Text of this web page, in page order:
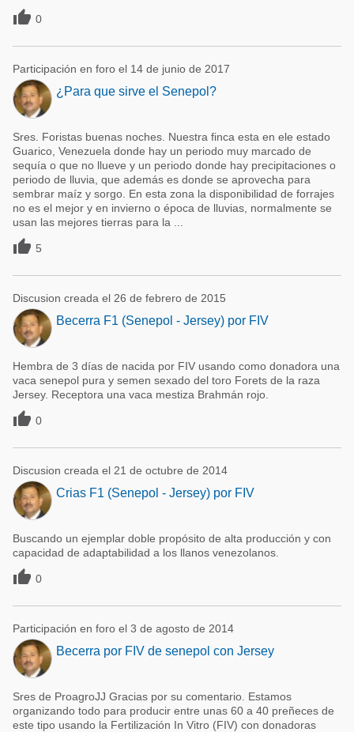
 0
Participación en foro el 14 de junio de 2017
¿Para que sirve el Senepol?
Sres. Foristas buenas noches. Nuestra finca esta en ele estado
Guarico, Venezuela donde hay un periodo muy marcado de
sequía o que no llueve y un periodo donde hay precipitaciones o
periodo de lluvia, que además es donde se aprovecha para
sembrar maíz y sorgo. En esta zona la disponibilidad de forrajes
no es el mejor y en invierno o época de lluvias, normalmente se
usan las mejores tierras para la ...
 5
Discusion creada el 26 de febrero de 2015
Becerra F1 (Senepol - Jersey) por FIV
Hembra de 3 días de nacida por FIV usando como donadora una
vaca senepol pura y semen sexado del toro Forets de la raza
Jersey. Receptora una vaca mestiza Brahmán rojo.
 0
Discusion creada el 21 de octubre de 2014
Crias F1 (Senepol - Jersey) por FIV
Buscando un ejemplar doble propósito de alta producción y con
capacidad de adaptabilidad a los llanos venezolanos.
 0
Participación en foro el 3 de agosto de 2014
Becerra por FIV de senepol con Jersey
Sres de ProagroJJ Gracias por su comentario. Estamos
organizando todo para producir entre unas 60 a 40 preñeces de
este tipo usando la Fertilización In Vitro (FIV) con donadoras